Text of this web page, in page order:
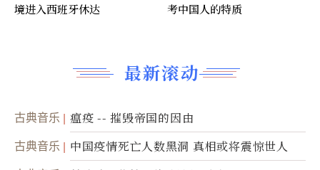
最新滚动
古典音乐 瘟疫 -- 摧毁帝国的因由
古典音乐 中国疫情死亡人数黑洞 真相或将震惊世人
境进入西班牙休达
考中国人的特质